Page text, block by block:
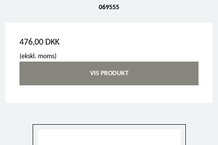
069555
476,00 DKK
(ekskl. moms)
VIS PRODUKT